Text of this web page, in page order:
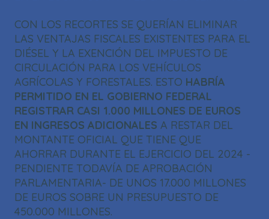
CON LOS RECORTES SE QUERÍAN ELIMINAR
LAS VENTAJAS FISCALES EXISTENTES PARA EL
DIÉSEL Y LA EXENCIÓN DEL IMPUESTO DE
CIRCULACIÓN PARA LOS VEHÍCULOS
AGRÍCOLAS Y FORESTALES. ESTO HABRÍA
PERMITIDO EN EL GOBIERNO FEDERAL
REGISTRAR CASI 1.000 MILLONES DE EUROS
EN INGRESOS ADICIONALES A RESTAR DEL
MONTANTE OFICIAL QUE TIENE QUE
AHORRAR DURANTE EL EJERCICIO DEL 2024 -
PENDIENTE TODAVÍA DE APROBACIÓN
PARLAMENTARIA- DE UNOS 17.000 MILLONES
DE EUROS SOBRE UN PRESUPUESTO DE
450.000 MILLONES.